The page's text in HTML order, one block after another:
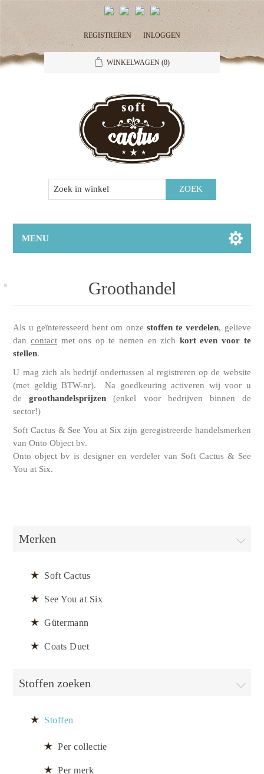
REGISTREREN INLOGGEN
WINKELWAGEN (0)
MENU
Groothandel
Als u geïnteresseerd bent om onze stoffen te verdelen, gelieve
dancontact met ons op te nemen en zich kort even voor te
stellen.
U mag zich als bedrijf ondertussen al registreren op de website
(met geldig BTW-nr). Na goedkeuring activeren wij voor u
degroothandelsprijzen (enkel voor bedrijven binnen de
sector!)
Soft Cactus & See You at Six zijn geregistreerde handelsmerken
van Onto Object bv.
Onto object bv is designer en verdeler van Soft Cactus & See
You at Six.
Merken
Soft Cactus
See You at Six
Gütermann
Coats Duet
Stoffen zoeken
Stoffen
Per collectie
Per merk